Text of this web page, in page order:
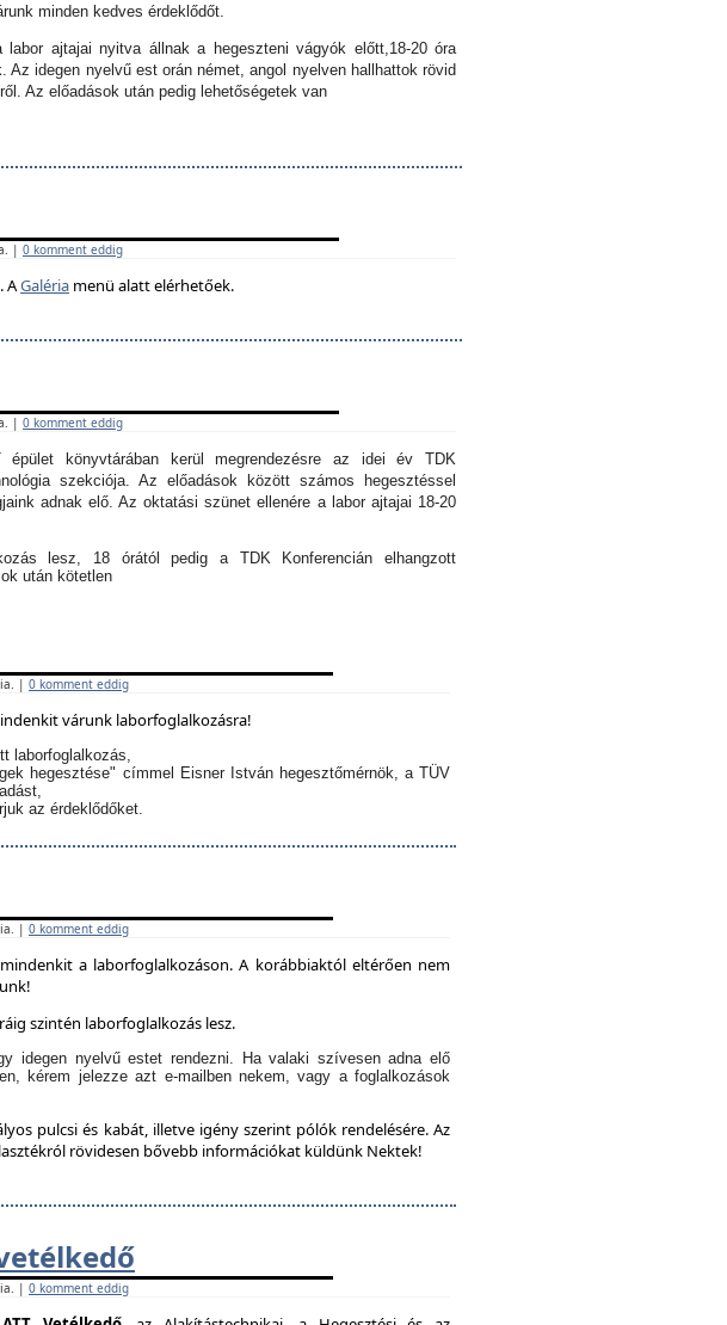
minden kedves érdeklődőt.
labor ajtajai nyitva állnak a hegeszteni vágyók előtt,18-20 óra
Az idegen nyelvű est orán német, angol nyelven hallhattok rövid
Az előadások után pedig lehetőségetek van
| 0 komment eddig
AGaléria menü alatt elérhetőek.
| 0 komment eddig
könyvtárában kerül megrendezésre az idei év TDK
szekciója. Az előadások között számos hegesztéssel
adnak elő. Az oktatási szünet ellenére a labor ajtajai 18-20
lesz, 18 órától pedig a TDK Konferencián elhangzott
után kötetlen
| 0 komment eddig
várunk laborfoglalkozásra!
laborfoglalkozás,
hegesztése" címmel Eisner István hegesztőmérnök, a TÜV
az érdeklődőket.
| 0 komment eddig
a laborfoglalkozáson. A korábbiaktól eltérően nem
szintén laborfoglalkozás lesz.
idegen nyelvű estet rendezni. Ha valaki szívesen adna elő
kérem jelezze azt e-mailben nekem, vagy a foglalkozások
pulcsi és kabát, illetve igény szerint pólók rendelésére. Az
rövidesen bővebb információkat küldünk Nektek!
| 0 komment eddig